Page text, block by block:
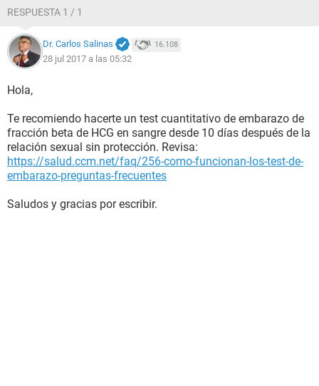
RESPUESTA 1 / 1
Dr. Carlos Salinas 16.108
28 jul 2017 a las 05:32
Hola,
Te recomiendo hacerte un test cuantitativo de embarazo de
fracción beta de HCG en sangre desde 10 días después de la
relación sexual sin protección. Revisa:
https://salud.ccm.net/faq/256-como-funcionan-los-test-de-
embarazo-preguntas-frecuentes
Saludos y gracias por escribir.